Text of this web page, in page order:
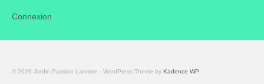
Connexion
© 2026 Jardin Passion Lannion - WordPress Theme by Kadence WP